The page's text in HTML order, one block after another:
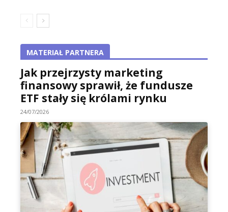
MATERIAŁ PARTNERA
Jak przejrzysty marketing
finansowy sprawił, że fundusze
ETF stały się królami rynku
24/07/2026